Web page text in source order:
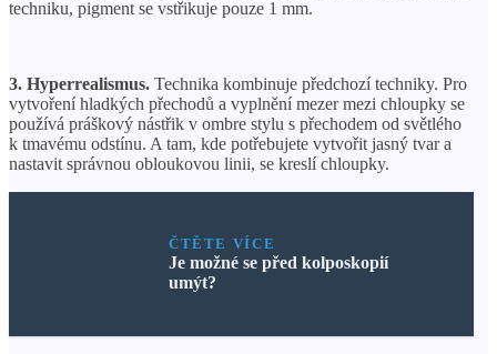
techniku, pigment se vstřikuje pouze 1 mm.
3. Hyperrealismus. Technika kombinuje předchozí techniky. Pro
vytvoření hladkých přechodů a vyplnění mezer mezi chloupky se
používá práškový nástřik v ombre stylu s přechodem od světlého
k tmavému odstínu. A tam, kde potřebujete vytvořit jasný tvar a
nastavit správnou obloukovou linii, se kreslí chloupky.
ČTĚTE VÍCE
Je možné se před kolposkopií
umýt?